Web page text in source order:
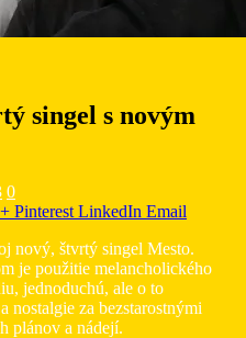
singel s novým
0
Pinterest LinkedIn Email
nový, štvrtý singel Mesto.
je použitie melancholického
jednoduchú, ale o to
nostalgie za bezstarostnými
plánov a nádejí.